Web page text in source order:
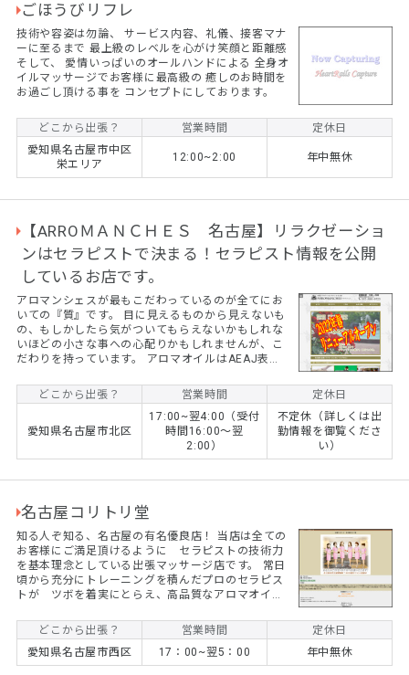
で頂いております...
ごほうびリフレ
技術や容姿は勿論、 サービス内容、礼儀、接客マナ
ーに至るまで 最上級のレベルを心がけ笑顔と距離感
そして、 愛情いっぱいのオールハンドによる 全身オ
イルマッサージでお客様に最高級の 癒しのお時間を
お過ごし頂ける事を コンセプトにしております。
どこから出張？ 営業時間
定休日
愛知県名古屋市中区
栄エリア
12:00~2:00 年中無休
【ARROＭＡＮＣＨＥＳ 名古屋】リラクゼーショ
ンはセラピストで決まる！セラピスト情報を公開
しているお店です。
アロマンシェスが最もこだわっているのが全てにお
いての『質』です。 目に見えるものから見えないも
の、もしかしたら気がついてもらえないかもしれな
いほどの小さな事への心配りかもしれませんが、こ
だわりを持っています。 アロマオイルはAEAJ表示
また、セラピスト情報の公開もできるだけ行なうよ
うにし、初めてのお客様でも安心してお問い合わせ
いただけるようにしています。 お客様やセラピスト
との信用、信頼を第一に考えているお店です。 最高
の質だけを取り扱う事で得られる贅沢三昧はアロマ
ンシェスにお任せください。
どこから出張？ 営業時間 定休日
愛知県名古屋市北区
17:00~翌4:00（受付
時間16:00～翌
2:00）
不定休（詳しくは出
勤情報を御覧くださ
い）
名古屋コリトリ堂
知る人ぞ知る、名古屋の有名優良店！ 当店は全ての
お客様にご満足頂けるように セラピストの技術力
を基本理念としている出張マッサージ店です。 常日
頃から充分にトレーニングを積んだプロのセラピス
トが ツボを着実にとらえ、高品質なアロマオイル
０％以上の技をご堪能下さいませ。 今なら、 ☆ご
新規のお客様割引きキャンペーン中☆ 90分以上のコ
ース 終日2000円OFF ※他の割引と併用できませ
ん ★365日割引キャンペーン★ ★最大6000円割引
どこから出張？ 営業時間
定休日
愛知県名古屋市西区
17：00~翌5：00 年中無休